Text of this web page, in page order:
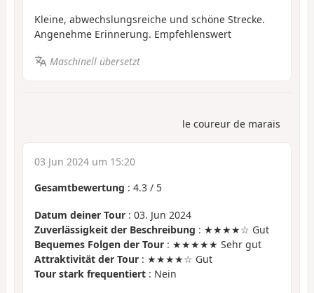
Kleine, abwechslungsreiche und schöne Strecke.
Angenehme Erinnerung. Empfehlenswert
Maschinell übersetzt
le coureur de marais
03 Jun 2024 um 15:20
Gesamtbewertung : 4.3 / 5
Datum deiner Tour : 03. Jun 2024
Zuverlässigkeit der Beschreibung : ★★★★☆ Gut
Bequemes Folgen der Tour : ★★★★★ Sehr gut
Attraktivität der Tour : ★★★★☆ Gut
Tour stark frequentiert : Nein